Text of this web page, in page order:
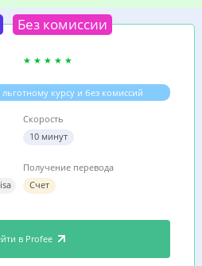
Без комиссии
курсу и без комиссий
Скорость
10 минут
Получение перевода
Счет
в Profee